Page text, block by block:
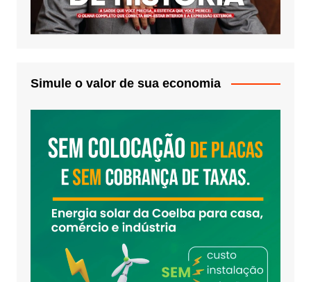
Simule o valor de sua economia